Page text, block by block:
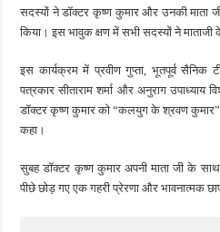
सदस्यों ने डॉक्टर कृष्ण कुमार और उनकी
किया। इस भावुक क्षण में सभी सदस्यों ने माताजी
इस कार्यक्रम में प्रवीण गुप्ता, भूतपूर्व
पत्रकार सीताराम शर्मा और अनुराग उपाध्याय
डॉक्टर कृष्ण कुमार को “कलयुग के श्रवण कुमार”
कहा।
सुबह डॉक्टर कृष्ण कुमार अपनी माता जी के
पीछे छोड़ गए एक गहरी प्रेरणा और भावनात्मक